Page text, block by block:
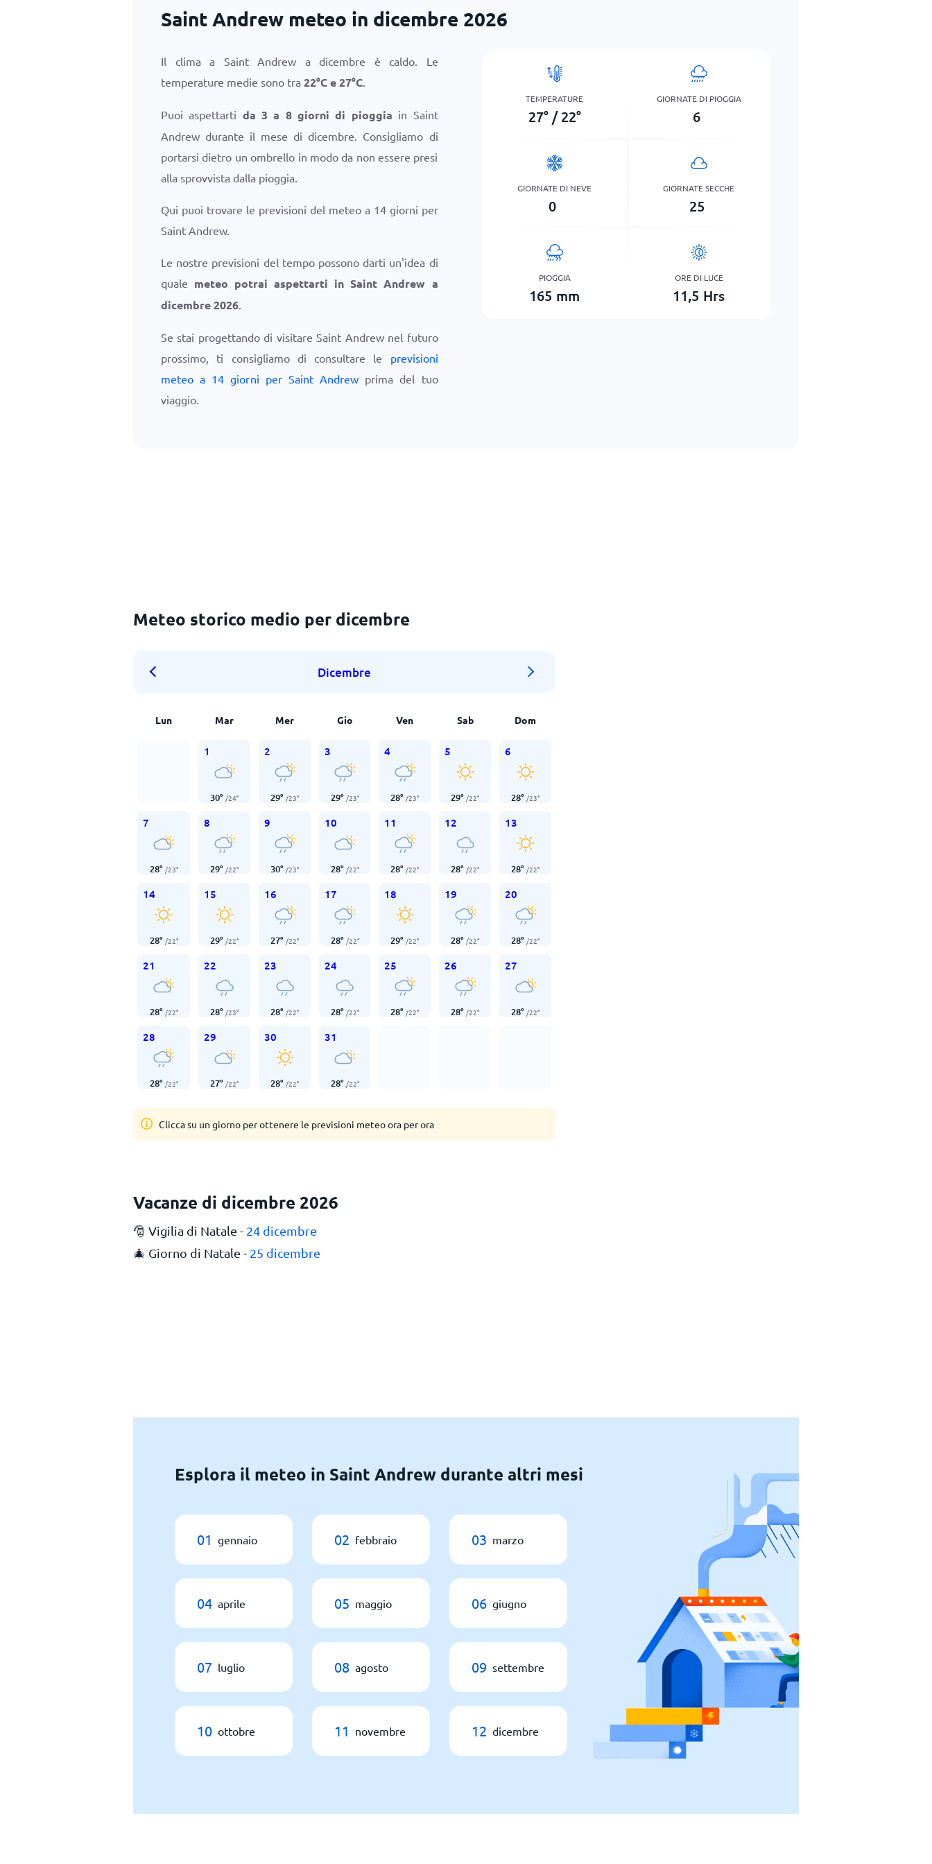
Saint Andrew meteo in dicembre 2026
Il clima a Saint Andrew a dicembre è caldo. Le
temperature medie sono tra 22°Ce27°C.
Puoi aspettarti da 3 a 8 giorni di pioggia in Saint
Andrew durante il mese di dicembre. Consigliamo di
portarsi dietro un ombrello in modo da non essere presi
alla sprovvista dalla pioggia.
Qui puoi trovare le previsioni del meteo a 14 giorni per
Saint Andrew.
Le nostre previsioni del tempo possono darti un'idea di
quale meteo potrai aspettarti in Saint Andrew a
dicembre 2026.
Se stai progettando di visitare Saint Andrew nel futuro
prossimo, ti consigliamo di consultare le previsioni
meteo a 14 giorni per Saint Andrew prima del tuo
viaggio.
TEMPERATURE
27° / 22°
GIORNATE DI PIOGGIA
6
GIORNATE DI NEVE
0
GIORNATE SECCHE
25
PIOGGIA
165 mm
ORE DI LUCE
11,5 Hrs
Meteo storico medio per dicembre
Dicembre
Lun Mar Mer Gio Ven Sab Dom
1
30° /24°
2
29° /23°
3
29° /23°
4
28° /23°
5
29° /22°
6
28° /23°
7
28° /23°
8
29° /22°
9
30° /23°
10
28° /22°
11
28° /22°
12
28° /22°
13
28° /22°
14
28° /22°
15
29° /22°
16
27° /22°
17
28° /22°
18
29° /22°
19
28° /22°
20
28° /22°
21
28° /22°
22
28° /23°
23
28° /22°
24
28° /22°
25
28° /22°
26
28° /22°
27
28° /22°
28
28° /22°
29
27° /22°
30
28° /22°
31
28° /22°
Clicca su un giorno per ottenere le previsioni meteo ora per ora
Vacanze di dicembre 2026
🎅 Vigilia di Natale - 24 dicembre
🎄 Giorno di Natale - 25 dicembre
Esplora il meteo in Saint Andrew durante altri mesi
01 gennaio 02 febbraio 03 marzo
04 aprile 05 maggio 06 giugno
07 luglio 08 agosto 09 settembre
10 ottobre 11 novembre 12 dicembre